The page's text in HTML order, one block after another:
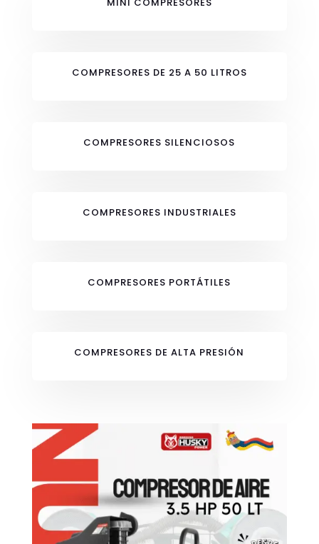
COMPRESORES DE 25 A 50 LITROS
COMPRESORES SILENCIOSOS
COMPRESORES INDUSTRIALES
COMPRESORES PORTÁTILES
COMPRESORES DE ALTA PRESIÓN